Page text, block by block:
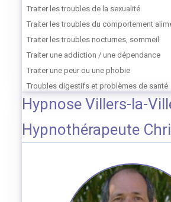
Traiter les troubles de la sexualité
Traiter les troubles du comportement
Traiter les troubles nocturnes, sommeil
Traiter une addiction / une dépendance
Traiter une peur ou une phobie
Troubles digestifs et problèmes de santé
Hypnose Villers-la-
Hypnothérapeute